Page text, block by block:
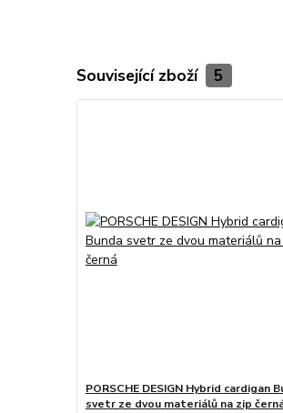
Související zboží 5
PORSCHE DESIGN Hybrid cardigan
svetr ze dvou materiálů na zip